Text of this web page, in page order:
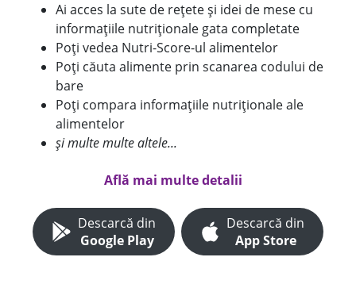
Ai acces la sute de rețete și idei de mese cu
informațiile nutriționale gata completate
Poți vedea Nutri-Score-ul alimentelor
Poți căuta alimente prin scanarea codului de
bare
Poți compara informațiile nutriționale ale
alimentelor
și multe multe altele...
Află mai multe detalii
Descarcă din
Google Play
Descarcă din
App Store